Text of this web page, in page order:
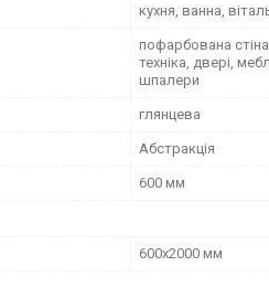
кухня, ванна,
пофарбована
техніка, двері,
шпалери
глянцева
Абстракція
600 мм
600х2000 мм